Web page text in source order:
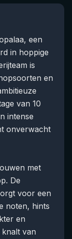
een
in hoppige
is
en
van 10
intense
onverwacht
met
De
voor een
noten, hints
en
van